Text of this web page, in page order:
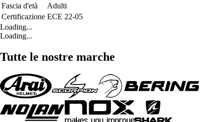
Fascia d'età
Adulti
Certificazione ECE 22-05
Loading...
Loading...
Tutte le nostre marche